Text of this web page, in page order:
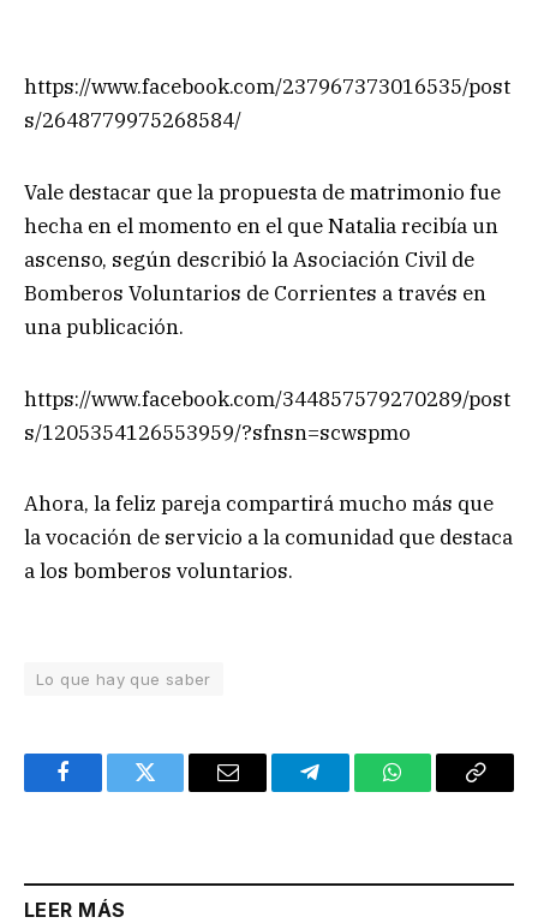
https://www.facebook.com/237967373016535/post
s/2648779975268584/
Vale destacar que la propuesta de matrimonio fue
hecha en el momento en el que Natalia recibía un
ascenso, según describió la Asociación Civil de
Bomberos Voluntarios de Corrientes a través en
una publicación.
https://www.facebook.com/344857579270289/post
s/1205354126553959/?sfnsn=scwspmo
Ahora, la feliz pareja compartirá mucho más que
la vocación de servicio a la comunidad que destaca
a los bomberos voluntarios.
Lo que hay que saber
FacebookTwitter Email TelegramWhatsAppCopy
LEER MÁS